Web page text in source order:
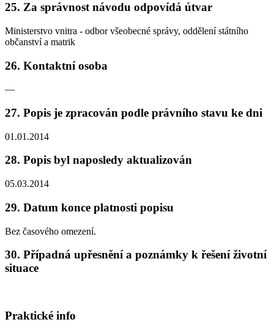
25. Za správnost návodu odpovídá útvar
Ministerstvo vnitra - odbor všeobecné správy, oddělení státního
občanství a matrik
26. Kontaktní osoba
—
27. Popis je zpracován podle právního stavu ke dni
01.01.2014
28. Popis byl naposledy aktualizován
05.03.2014
29. Datum konce platnosti popisu
Bez časového omezení.
30. Případná upřesnění a poznámky k řešení životní
situace
Praktické info